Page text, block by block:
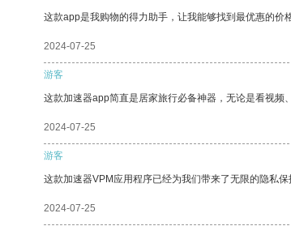
这款app是我购物的得力助手，让我能够找到最优惠的价
2024-07-25
游客
这款加速器app简直是居家旅行必备神器，无论是看视频
2024-07-25
游客
这款加速器VPM应用程序已经为我们带来了无限的隐私保
2024-07-25